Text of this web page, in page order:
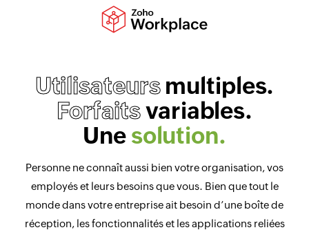
Utilisateurs multiples.
Forfaitsvariables.
Une solution.
Personne ne connaît aussi bien votre organisation, vos
employés et leurs besoins que vous. Bien que tout le
monde dans votre entreprise ait besoin d’une boîte de
réception, les fonctionnalités et les applications reliées